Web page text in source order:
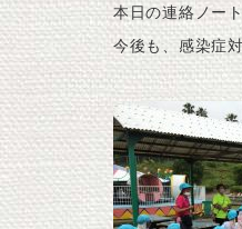
本日の連絡ノー
今後も、感染症